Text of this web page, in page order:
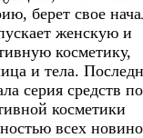
берет свое
женскую и
косметику,
и тела.
серия средств по
косметики
всех